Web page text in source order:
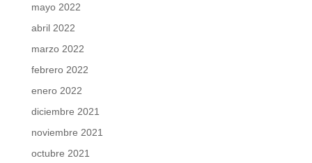
mayo 2022
abril 2022
marzo 2022
febrero 2022
enero 2022
diciembre 2021
noviembre 2021
octubre 2021